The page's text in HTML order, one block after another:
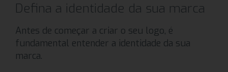
Defina a identidade da sua marca
Antes de começar a criar o seu logo, é
fundamental entender a identidade da sua
marca.